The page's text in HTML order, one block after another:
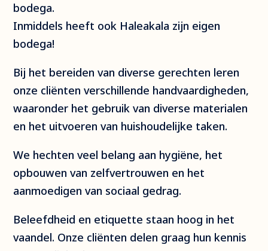
bodega.
Inmiddels heeft ook Haleakala zijn eigen
bodega!
Bij het bereiden van diverse gerechten leren
onze cliënten verschillende handvaardigheden,
waaronder het gebruik van diverse materialen
en het uitvoeren van huishoudelijke taken.
We hechten veel belang aan hygiëne, het
opbouwen van zelfvertrouwen en het
aanmoedigen van sociaal gedrag.
Beleefdheid en etiquette staan hoog in het
vaandel. Onze cliënten delen graag hun kennis